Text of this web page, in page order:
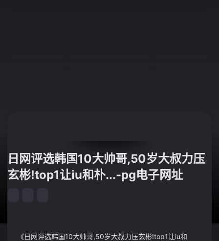
日网评选韩国10大帅哥,50岁大叔力压
玄彬!top1让iu和朴...-pg电子网址
《日网评选韩国10大帅哥,50岁大叔力压玄彬!top1让iu和